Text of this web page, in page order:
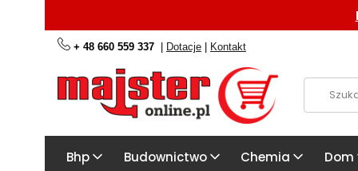
+ 48 660 559 337 | Dotacje | Kontakt
Bhp Budownictwo Chemia Dom